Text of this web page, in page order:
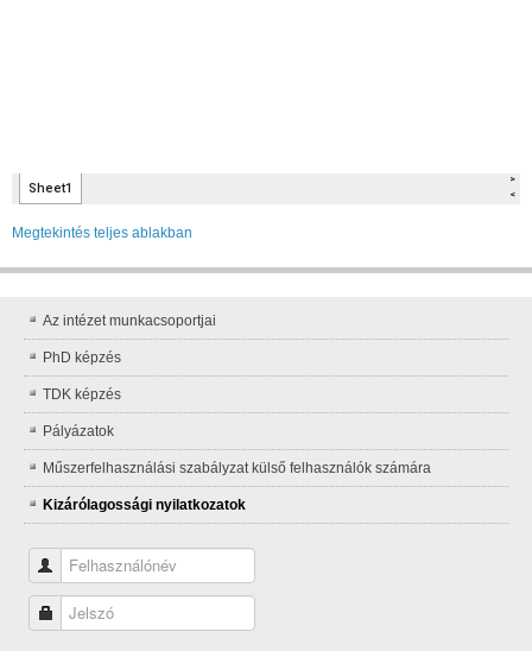
Megtekintés teljes ablakban
Az intézet munkacsoportjai
PhD képzés
TDK képzés
Pályázatok
Műszerfelhasználási szabályzat külső felhasználók számára
Kizárólagossági nyilatkozatok
Felhasználónév
Jelszó